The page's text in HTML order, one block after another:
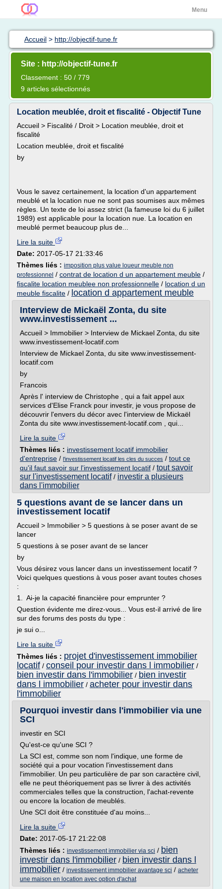
Menu
Accueil > http://objectif-tune.fr
Site : http://objectif-tune.fr
Classement : 50 / 779
9 articles sélectionnés
Location meublée, droit et fiscalité - Objectif Tune
Accueil > Fiscalité / Droit > Location meublée, droit et
fiscalité
Location meublée, droit et fiscalité
by
Vous le savez certainement, la location d'un appartement
meublé et la location nue ne sont pas soumises aux mêmes
règles. Un texte de loi assez strict (la fameuse loi du 6 juillet
1989) est applicable pour la location nue. La location en
meublé permet beaucoup plus de...
Lire la suite
Date: 2017-05-17 21:33:46
Thèmes liés : imposition plus value loueur meuble non
professionnel / contrat de location d un appartement meuble /
fiscalite location meublee non professionnelle / location d un
meuble fiscalite / location d appartement meuble
Interview de Mickaël Zonta, du site
www.investissement ...
Accueil > Immobilier > Interview de Mickael Zonta, du site
www.investissement-locatif.com
Interview de Mickael Zonta, du site www.investissement-
locatif.com
by
Francois
Après l' interview de Christophe , qui a fait appel aux
services d'Elise Franck pour investir, je vous propose de
découvrir l'envers du décor avec l'interview de Mickaël
Zonta du site www.investissement-locatif.com , qui...
Lire la suite
Thèmes liés : investissement locatif immobilier
d'entreprise / l'investissement locatif les cles du succes / tout ce
qu'il faut savoir sur l'investissement locatif / tout savoir
sur l'investissement locatif/ investir a plusieurs
dans l'immobilier
5 questions avant de se lancer dans un
investissement locatif
Accueil > Immobilier > 5 questions à se poser avant de se
lancer
5 questions à se poser avant de se lancer
by
Vous désirez vous lancer dans un investissement locatif ?
Voici quelques questions à vous poser avant toutes choses
:
1. Ai-je la capacité financière pour emprunter ?
Question évidente me direz-vous... Vous est-il arrivé de lire
sur des forums des posts du type :
je sui o...
Lire la suite
Thèmes liés : projet d'investissement immobilier
locatif / conseil pour investir dans l immobilier /
bien investir dans l'immobilier / bien investir
dans l immobilier / acheter pour investir dans
l'immobilier
Pourquoi investir dans l'immobilier via une
SCI
investir en SCI
Qu'est-ce qu'une SCI ?
La SCI est, comme son nom l'indique, une forme de
société qui a pour vocation l'investissement dans
l'immobilier. Un peu particulière de par son caractère civil,
elle ne peut théoriquement pas se livrer à des activités
commerciales telles que la construction, l'achat-revente
ou encore la location de meublés.
Une SCI doit être constituée d'au moins...
Lire la suite
Date: 2017-05-17 21:22:08
Thèmes liés : investissement immobilier via sci / bien
investir dans l'immobilier / bien investir dans l
immobilier / investissement immobilier avantage sci / acheter
une maison en location avec option d'achat